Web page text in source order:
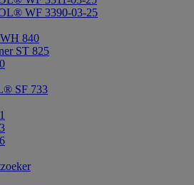
WF 3390-03-25
840
ST 825
SF 733